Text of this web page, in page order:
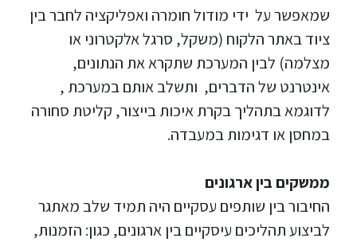
שמאפשר על ידי מודול חומרה ואפליקציה לחבר בין
ציוד באתר הלקוח (משקל, סרגל אלקטרוני או
מצלמה) לבין המערכת שתקרא את הנתונים,
אינטרנט של הדברים, ותשלב אותם במערכת ,
לדוגמא בתהליך בקרת איכות בייצור, קליטת סחורה
במחסן או דגימות במעבדה.
ממשקים בין ארגונים
החיבור בין שותפים עסקיים היה תמיד שלב מאתגר
לביצוע תהליכים עיסקיים בין ארגונים, כגון: הזמנות,